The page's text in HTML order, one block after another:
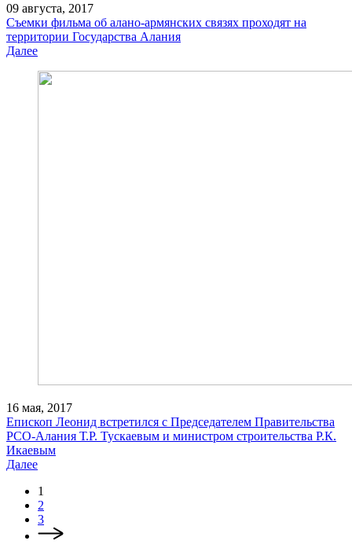
09 августа, 2017
Съемки фильма об алано-армянских связях проходят на
территории Государства Алания
Далее
16 мая, 2017
Епископ Леонид встретился с Председателем Правительства
РСО-Алания Т.Р. Тускаевым и министром строительства Р.К.
Икаевым
Далее
1
2
3